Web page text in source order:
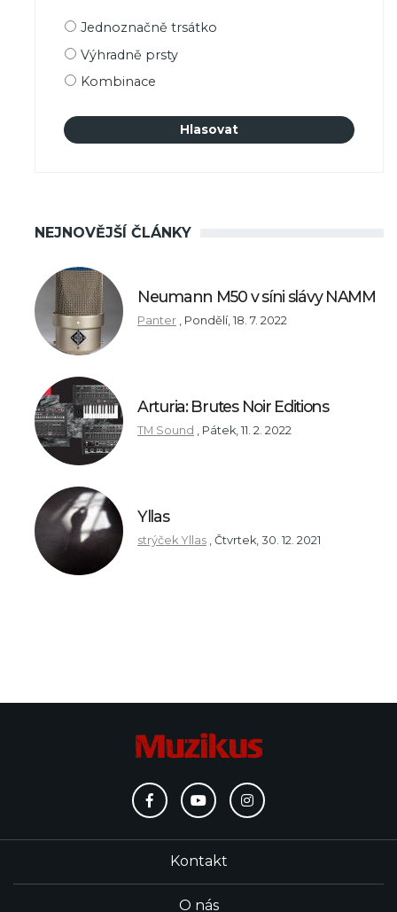
Možnosti
Jednoznačně trsátko
Výhradně prsty
Kombinace
NEJNOVĚJŠÍ ČLÁNKY
Neumann M50 v síni slávy NAMM
Panter , Pondělí, 18. 7. 2022
Arturia: Brutes Noir Editions
TM Sound , Pátek, 11. 2. 2022
Yllas
strýček Yllas , Čtvrtek, 30. 12. 2021
Kontakt
O nás